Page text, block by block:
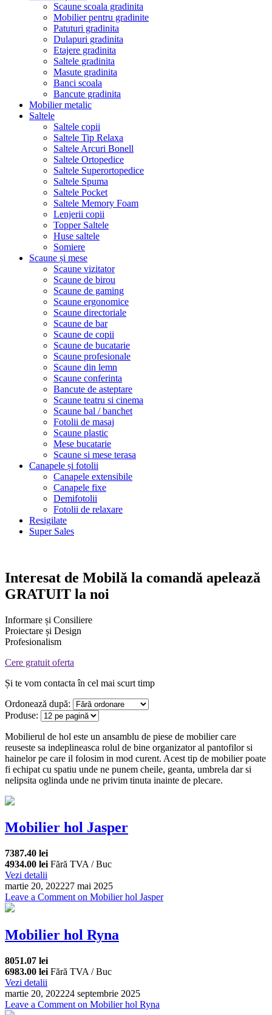
Scaune scoala gradinita
Mobilier pentru gradinite
Patuturi gradinita
Dulapuri gradinita
Etajere gradinita
Saltele gradinita
Masute gradinita
Banci scoala
Bancute gradinita
Mobilier metalic
Saltele
Saltele copii
Saltele Tip Relaxa
Saltele Arcuri Bonell
Saltele Ortopedice
Saltele Superortopedice
Saltele Spuma
Saltele Pocket
Saltele Memory Foam
Lenjerii copii
Topper Saltele
Huse saltele
Somiere
Scaune și mese
Scaune vizitator
Scaune de birou
Scaune de gaming
Scaune ergonomice
Scaune directoriale
Scaune de bar
Scaune de copii
Scaune de bucatarie
Scaune profesionale
Scaune din lemn
Scaune conferinta
Bancute de asteptare
Scaune teatru si cinema
Scaune bal / banchet
Fotolii de masaj
Scaune plastic
Mese bucatarie
Scaune si mese terasa
Canapele și fotolii
Canapele extensibile
Canapele fixe
Demifotolii
Fotolii de relaxare
Resigilate
Super Sales
Interesat de Mobilă la comandă apelează
GRATUIT la noi
Informare și Consiliere
Proiectare și Design
Profesionalism
Cere gratuit oferta
Și te vom contacta în cel mai scurt timp
Ordonează după:
Produse:
Mobilierul de hol este un ansamblu de piese de mobilier care
reuseste sa indeplineasca rolul de bine organizator al pantofilor si
hainelor pe care il folosim in mod curent. Acest tip de mobilier poate
fi echipat cu spatiu unde ne punem cheile, geanta, umbrela dar si
nelipsita oglinda unde ne privim tinuta inainte de plecare.
Mobilier hol Jasper
7387.40 lei
4934.00 lei Fără TVA / Buc
Vezi detalii
martie 20, 202227 mai 2025
Leave a Comment on Mobilier hol Jasper
Mobilier hol Ryna
8051.07 lei
6983.00 lei Fără TVA / Buc
Vezi detalii
martie 20, 202224 septembrie 2025
Leave a Comment on Mobilier hol Ryna